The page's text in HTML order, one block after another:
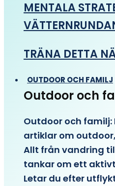
MENTALA
TRÄNA DETTA
OUTDOOR OCH FAMILJ
Outdoor och
Outdoor och familj:
artiklar om
Allt från vandring
tankar om ett
Letar du efter